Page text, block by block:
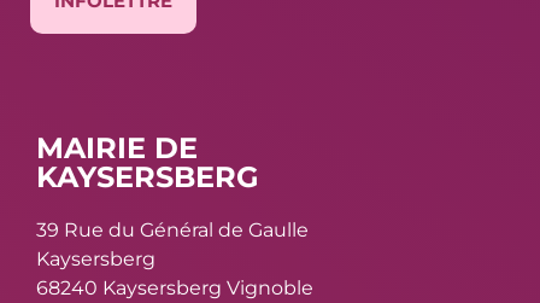
MAIRIE DE
KAYSERSBERG
39 Rue du Général de Gaulle
Kaysersberg
68240 Kaysersberg Vignoble